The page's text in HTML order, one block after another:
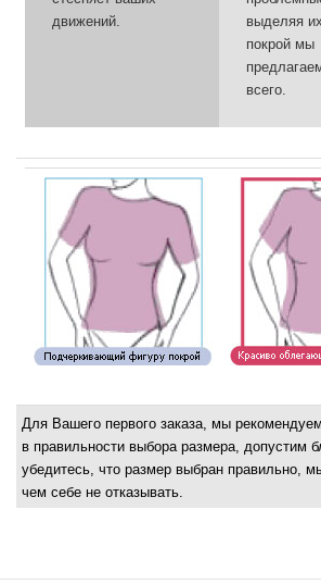
движений.
выделяя
покрой мы
всего.
Для Вашего первого заказа, мы
в правильности выбора размера, допустим
убедитесь, что размер выбран правильно,
чем себе не отказывать.